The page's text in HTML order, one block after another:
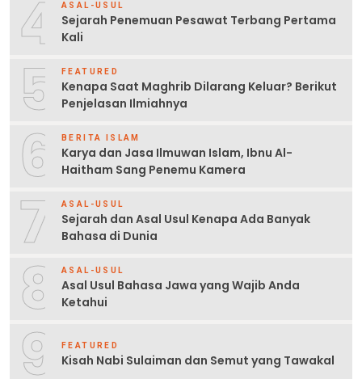
4 ASAL-USUL
Sejarah Penemuan Pesawat Terbang Pertama
Kali
5 FEATURED
Kenapa Saat Maghrib Dilarang Keluar? Berikut
Penjelasan Ilmiahnya
6 BERITA ISLAM
Karya dan Jasa Ilmuwan Islam, Ibnu Al-
Haitham Sang Penemu Kamera
7 ASAL-USUL
Sejarah dan Asal Usul Kenapa Ada Banyak
Bahasa di Dunia
8 ASAL-USUL
Asal Usul Bahasa Jawa yang Wajib Anda
Ketahui
9 FEATURED
Kisah Nabi Sulaiman dan Semut yang Tawakal